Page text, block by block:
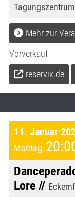
Mehr zur
Vorverkauf
reservix.de
11. Januar
Montag,
Lore //